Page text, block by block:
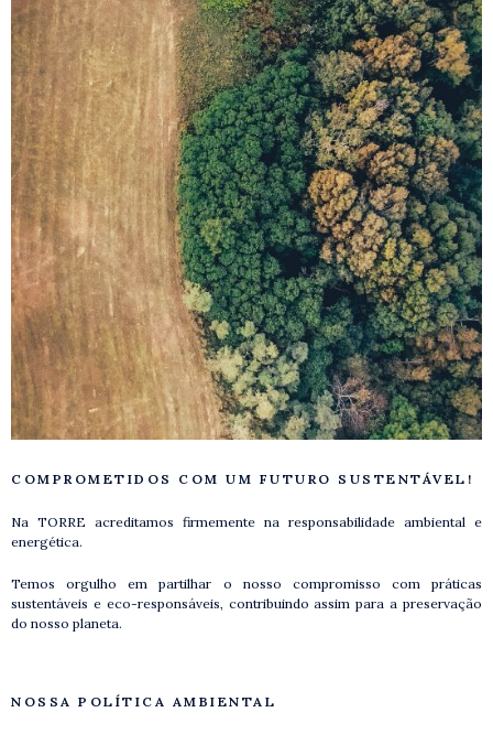
COMPROMETIDOS COM UM FUTURO SUSTENTÁVEL!
Na TORRE acreditamos firmemente na responsabilidade ambiental e
energética.
Temos orgulho em partilhar o nosso compromisso com práticas
sustentáveis ​​e eco-responsáveis, contribuindo assim para a preservação
do nosso planeta.
NOSSA POLÍTICA AMBIENTAL